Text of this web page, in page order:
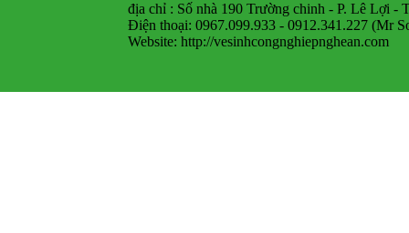
địa chỉ : Số nhà 190 Trường chinh - P. Lê Lợi -
Điện thoại: 0967.099.933 - 0912.341.227 (Mr
Website: http://vesinhcongnghiepnghean.com